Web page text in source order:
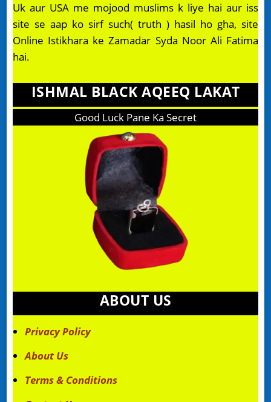
Uk aur USA me mojood muslims k liye hai aur iss
site se aap ko sirf such( truth ) hasil ho gha, site
Online Istikhara ke Zamadar Syda Noor Ali Fatima
hai.
ISHMAL BLACK AQEEQ LAKAT
Good Luck Pane Ka Secret
ABOUT US
Privacy Policy
About Us
Terms & Conditions